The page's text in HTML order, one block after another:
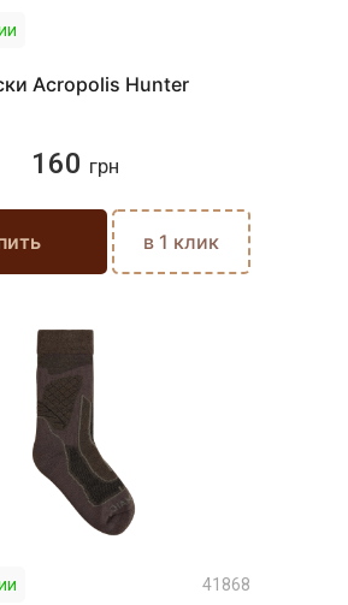
Acropolis Hunter
160 грн
в 1 клик
41868